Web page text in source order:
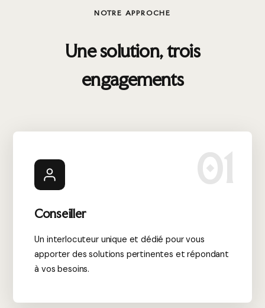
développement spécifique de produits selon votre cahier
vos besoins précis.
Ainsi, vous bénéficiez de solutions sur mesure,
parfaitement adaptées à vos objectifs marketing et à vos
NOTRE APPROCHE
Une solution, trois
engagements
01
Conseiller
Un interlocuteur unique et dédié pour vous
apporter des solutions pertinentes et répondant
à vos besoins.